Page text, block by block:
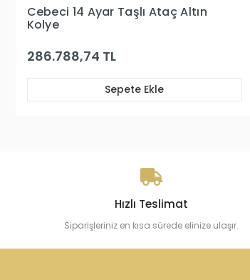
Cebeci 14 Ayar Zincir Modelli
Altın Kolye
54.215,21 TL
Sepete Ekle
Hızlı Teslimat
Siparişleriniz en kısa sürede elinize ulaşır.